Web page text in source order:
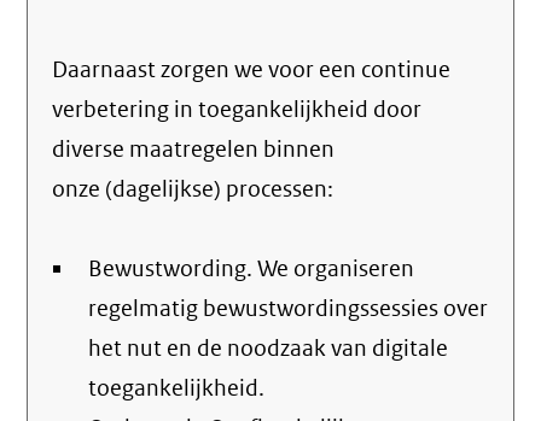
Daarnaast zorgen we voor een continue
verbetering in toegankelijkheid door
diverse maatregelen binnen
onze (dagelijkse) processen:
Bewustwording. We organiseren
regelmatig bewustwordingssessies over
het nut en de noodzaak van digitale
toegankelijkheid.